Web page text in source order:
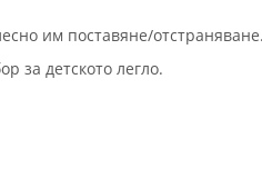
им поставяне/отстраняване.
за детското легло.